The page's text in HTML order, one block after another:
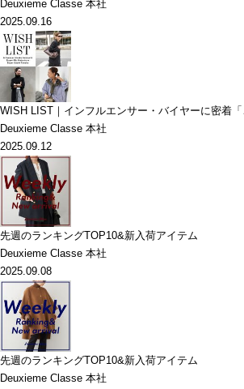
Deuxieme Classe 本社
2025.09.16
WISH LIST｜インフルエンサー・バイヤーに密着「
Deuxieme Classe 本社
2025.09.12
先週のランキングTOP10&新入荷アイテム
Deuxieme Classe 本社
2025.09.08
先週のランキングTOP10&新入荷アイテム
Deuxieme Classe 本社